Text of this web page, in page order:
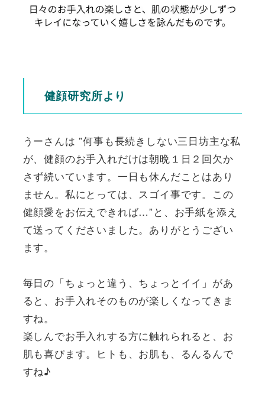
健顔研究所より
うーさんは ”何事も長続きしない三日坊主な私
が、健顔のお手入れだけは朝晩１日２回欠か
さず続いています。一日も休んだことはあり
ません。私にとっては、スゴイ事です。この
健顔愛をお伝えできれば…”と、お手紙を添え
て送ってくださいました。ありがとうござい
ます。
毎日の「ちょっと違う、ちょっとイイ」があ
ると、お手入れそのものが楽しくなってきま
すね。
楽しんでお手入れする方に触れられると、お
肌も喜びます。ヒトも、お肌も、るんるんで
すね♪